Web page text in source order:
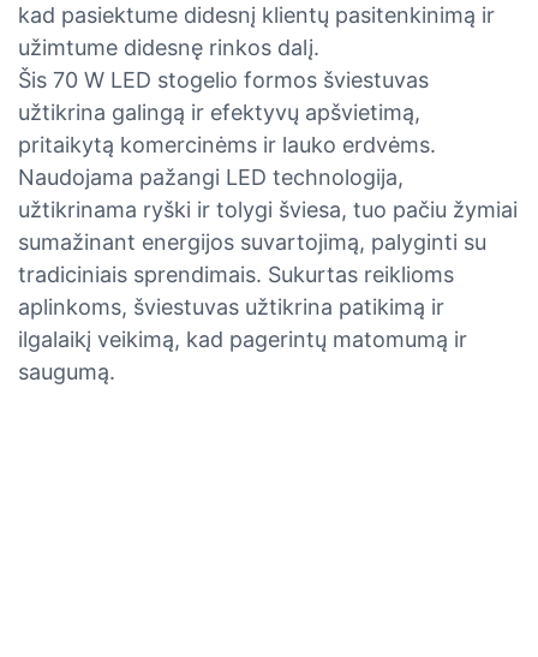
kad pasiektume didesnį klientų pasitenkinimą ir
užimtume didesnę rinkos dalį.
Šis 70 W LED stogelio formos šviestuvas
užtikrina galingą ir efektyvų apšvietimą,
pritaikytą komercinėms ir lauko erdvėms.
Naudojama pažangi LED technologija,
užtikrinama ryški ir tolygi šviesa, tuo pačiu žymiai
sumažinant energijos suvartojimą, palyginti su
tradiciniais sprendimais. Sukurtas reiklioms
aplinkoms, šviestuvas užtikrina patikimą ir
ilgalaikį veikimą, kad pagerintų matomumą ir
saugumą.